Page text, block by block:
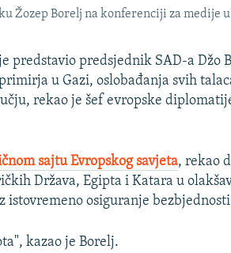
Žozep Borelj na konferenciji za medije
predstavio predsjednik SAD-a Džo
u Gazi, oslobađanja svih
rekao je šef evropske
sajtu Evropskog savjeta, rekao
Država, Egipta i Katara u
istovremeno osiguranje
kazao je Borelj.